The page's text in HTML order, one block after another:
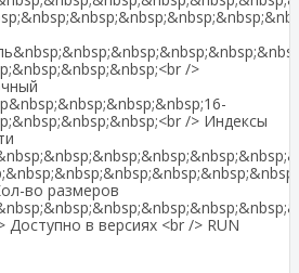
/>
/> Индексы
во размеров
Доступно в версиях <br /> RUN